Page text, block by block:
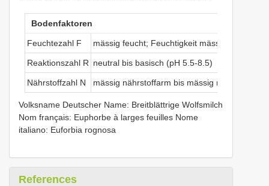
Bodenfaktoren
Feuchtezahl F mässig feucht; Feuchtigkeit mässig
Reaktionszahl R neutral bis basisch (pH 5.5-8.5)
Nährstoffzahl N mässig nährstoffarm bis mässig nährstoffreich
Volksname Deutscher Name: Breitblättrige Wolfsmilch
Nom français: Euphorbe à larges feuilles Nome
italiano: Euforbia rognosa
References